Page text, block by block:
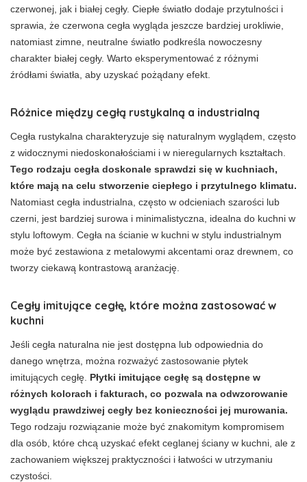
czerwonej, jak i białej cegły. Ciepłe światło dodaje przytulności i
sprawia, że czerwona cegła wygląda jeszcze bardziej urokliwie,
natomiast zimne, neutralne światło podkreśla nowoczesny
charakter białej cegły. Warto eksperymentować z różnymi
źródłami światła, aby uzyskać pożądany efekt.
Różnice między cegłą rustykalną a industrialną
Cegła rustykalna charakteryzuje się naturalnym wyglądem, często
z widocznymi niedoskonałościami i w nieregularnych kształtach.
Tego rodzaju cegła doskonale sprawdzi się w kuchniach,
które mają na celu stworzenie ciepłego i przytulnego klimatu.
Natomiast cegła industrialna, często w odcieniach szarości lub
czerni, jest bardziej surowa i minimalistyczna, idealna do kuchni w
stylu loftowym. Cegła na ścianie w kuchni w stylu industrialnym
może być zestawiona z metalowymi akcentami oraz drewnem, co
tworzy ciekawą kontrastową aranżację.
Cegły imitujące cegłę, które można zastosować w
kuchni
Jeśli cegła naturalna nie jest dostępna lub odpowiednia do
danego wnętrza, można rozważyć zastosowanie płytek
imitujących cegłę. Płytki imitujące cegłę są dostępne w
różnych kolorach i fakturach, co pozwala na odwzorowanie
wyglądu prawdziwej cegły bez konieczności jej murowania.
Tego rodzaju rozwiązanie może być znakomitym kompromisem
dla osób, które chcą uzyskać efekt ceglanej ściany w kuchni, ale z
zachowaniem większej praktyczności i łatwości w utrzymaniu
czystości.